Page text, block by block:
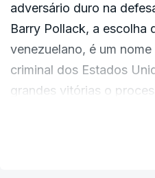
adversário duro na
Barry Pollack, a escolha
venezuelano, é um
criminal dos Estados
grandes vitórias o